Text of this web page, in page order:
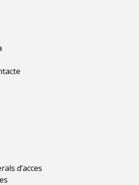
d’acces